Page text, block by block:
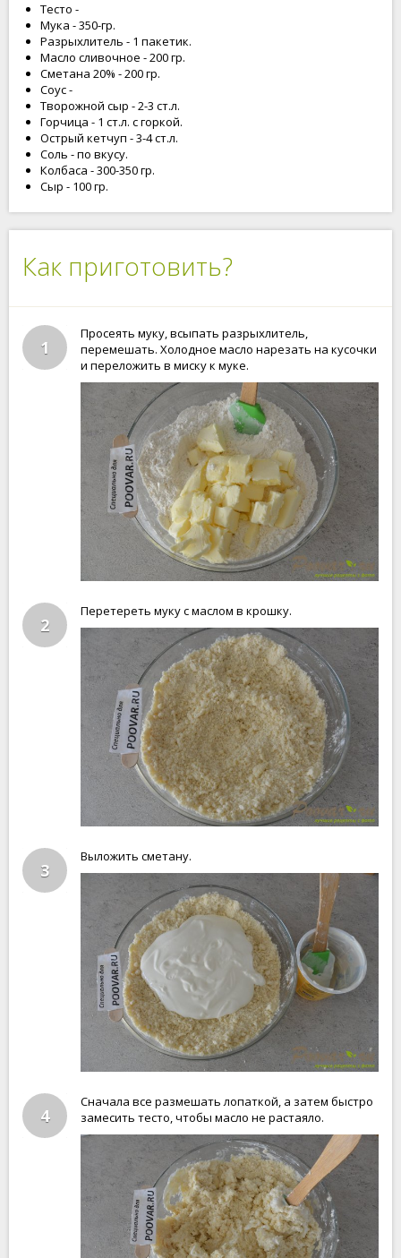
Тесто -
Мука - 350-гр.
Разрыхлитель - 1 пакетик.
Масло сливочное - 200 гр.
Сметана 20% - 200 гр.
Соус -
Творожной сыр - 2-3 ст.л.
Горчица - 1 ст.л. с горкой.
Острый кетчуп - 3-4 ст.л.
Соль - по вкусу.
Колбаса - 300-350 гр.
Сыр - 100 гр.
Как приготовить?
1
Просеять муку, всыпать разрыхлитель,
перемешать. Холодное масло нарезать на кусочки
и переложить в миску к муке.
2
Перетереть муку с маслом в крошку.
3
Выложить сметану.
4
Сначала все размешать лопаткой, а затем быстро
замесить тесто, чтобы масло не растаяло.